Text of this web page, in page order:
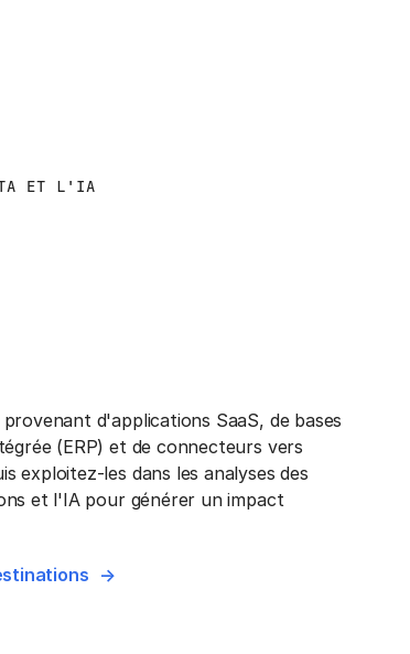
ET L'IA
d'applications SaaS, de bases
(ERP) et de connecteurs vers
exploitez-les dans les analyses des
et l'IA pour générer un impact